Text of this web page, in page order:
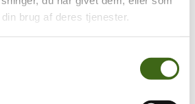
brug af deres tjenester.